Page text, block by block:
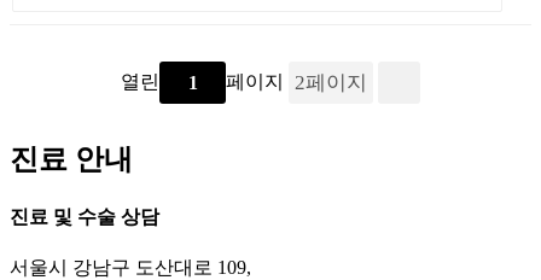
열린 1 페이지 2페이지
진료 안내
진료 및 수술 상담
서울시 강남구 도산대로 109,